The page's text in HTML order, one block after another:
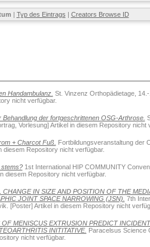
| Typ des Eintrags | Creators Browse ID
Handambulanz. St. Vinzenz Orthopädietage,
nicht verfügbar.
Behandlung der fortgeschrittenen OSG-Arthrose.
Vorlesung] Artikel in diesem Repository nicht
+ Charcot Fuß.
Fortbildungsveranstaltung der
diesem Repository nicht verfügbar.
1st International HIP COMMUNITY
diesem Repository nicht verfügbar.
IN SIZE AND POSITION OF THE
JOINT SPACE NARROWING (JSN). 7th
[Poster] Artikel in diesem Repository nicht
OF MENISCUS EXTRUSION PREDICT
INITITATIVE. Paracelsus Science
nicht verfügbar.